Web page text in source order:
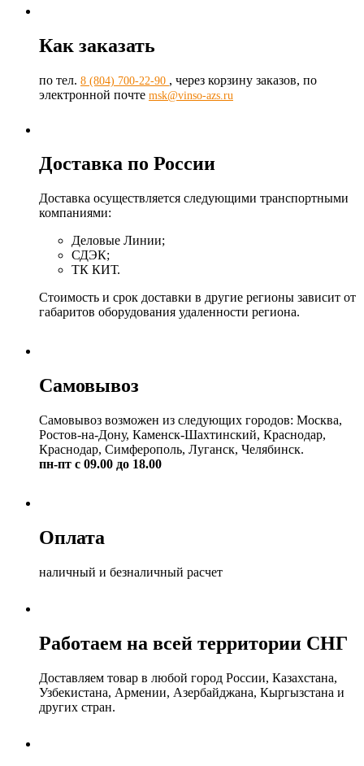
Как заказать
по тел. 8 (804) 700-22-90 , через корзину заказов, по
электронной почте msk@vinso-azs.ru
Доставка по России
Доставка осуществляется следующими транспортными
компаниями:
Деловые Линии;
СДЭК;
ТК КИТ.
Стоимость и срок доставки в другие регионы зависит от
габаритов оборудования удаленности региона.
Самовывоз
Самовывоз возможен из следующих городов: Москва,
Ростов-на-Дону, Каменск-Шахтинский, Краснодар,
Краснодар, Симферополь, Луганск, Челябинск.
пн-пт с 09.00 до 18.00
Оплата
наличный и безналичный расчет
Работаем на всей территории СНГ
Доставляем товар в любой город России, Казахстана,
Узбекистана, Армении, Азербайджана, Кыргызстана и
других стран.